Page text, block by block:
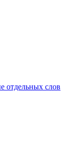
отдельных слов